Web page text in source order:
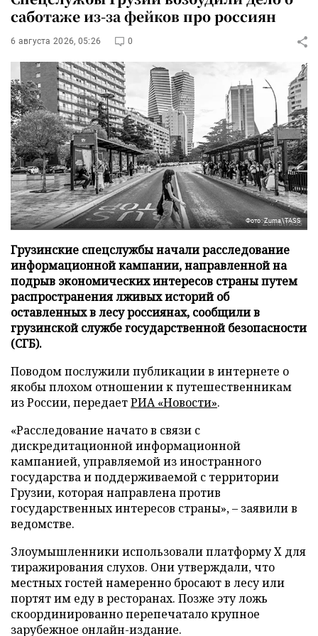
саботаже из-за фейков про россиян
6 августа 2026, 05:26 0
Фото: Zuma\TASS
Грузинские спецслужбы начали расследование
информационной кампании, направленной на
подрыв экономических интересов страны путем
распространения лживых историй об
оставленных в лесу россиянах, сообщили в
грузинской службе государственной безопасности
(СГБ).
Поводом послужили публикации в интернете о
якобы плохом отношении к путешественникам
из России, передаетРИА «Новости».
«Расследование начато в связи с
дискредитационной информационной
кампанией, управляемой из иностранного
государства и поддерживаемой с территории
Грузии, которая направлена против
государственных интересов страны», – заявили в
ведомстве.
Злоумышленники использовали платформу X для
тиражирования слухов. Они утверждали, что
местных гостей намеренно бросают в лесу или
портят им еду в ресторанах. Позже эту ложь
скоординированно перепечатало крупное
зарубежное онлайн-издание.